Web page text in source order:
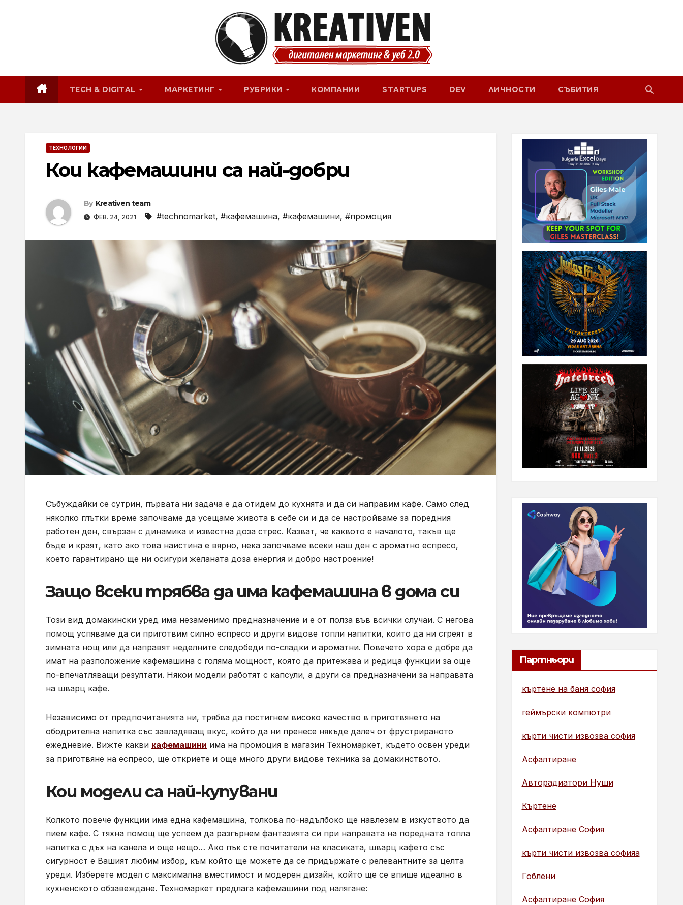
TECH & DIGITAL МАРКЕТИНГ РУБРИКИ КОМПАНИИ STARTUPS DEV ЛИЧНОСТИ СЪБИТИЯ
ТЕХНОЛОГИИ
Кои кафемашини са най-добри
By Kreativen team
ФЕВ. 24, 2021 #technomarket, #кафемашина, #кафемашини, #промоция
Събуждайки се сутрин, първата ни задача е да отидем до кухнята и да си направим кафе. Само след
няколко глътки време започваме да усещаме живота в себе си и да се настройваме за поредния
работен ден, свързан с динамика и известна доза стрес. Казват, че каквото е началото, такъв ще
бъде и краят, като ако това наистина е вярно, нека започваме всеки наш ден с ароматно еспресо,
което гарантирано ще ни осигури желаната доза енергия и добро настроение!
Защо всеки трябва да има кафемашина в дома си
Този вид домакински уред има незаменимо предназначение и е от полза във всички случаи. С негова
помощ успяваме да си приготвим силно еспресо и други видове топли напитки, които да ни сгреят в
зимната нощ или да направят неделните следобеди по-сладки и ароматни. Повечето хора е добре да
имат на разположение кафемашина с голяма мощност, която да притежава и редица функции за още
по-впечатляващи резултати. Някои модели работят с капсули, а други са предназначени за направата
на шварц кафе.
Независимо от предпочитанията ни, трябва да постигнем високо качество в приготвянето на
ободрителна напитка със завладяващ вкус, който да ни пренесе някъде далеч от фрустрираното
ежедневие. Вижте какви кафемашини има на промоция в магазин Техномаркет, където освен уреди
за приготвяне на еспресо, ще откриете и още много други видове техника за домакинството.
Кои модели са най-купувани
Колкото повече функции има една кафемашина, толкова по-надълбоко ще навлезем в изкуството да
пием кафе. С тяхна помощ ще успеем да разгърнем фантазията си при направата на поредната топла
напитка с дъх на канела и още нещо… Ако пък сте почитатели на класиката, шварц кафето със
сигурност е Вашият любим избор, към който ще можете да се придържате с релевантните за целта
уреди. Изберете модел с максимална вместимост и модерен дизайн, който ще се впише идеално в
кухненското обзавеждане. Техномаркет предлага кафемашини под налягане:
Партньори
къртене на баня софия
геймърски компютри
кърти чисти извозва софия
Асфалтиране
Авторадиатори Нуши
Къртене
Асфалтиране София
кърти чисти извозва софияа
Гоблени
Асфалтиране София